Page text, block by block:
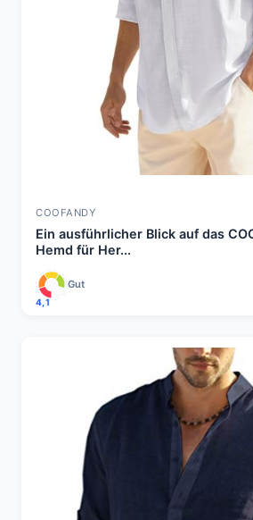
COOFANDY
Ein ausführlicher Blick auf das
Hemd für Her...
4,1
Gut